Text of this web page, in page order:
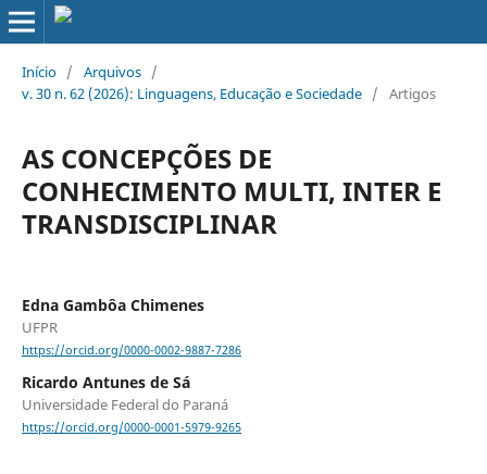
Início / Arquivos /
v. 30 n. 62 (2026): Linguagens, Educação e Sociedade / Artigos
AS CONCEPÇÕES DE
CONHECIMENTO MULTI, INTER E
TRANSDISCIPLINAR
Edna Gambôa Chimenes
UFPR
https://orcid.org/0000-0002-9887-7286
Ricardo Antunes de Sá
Universidade Federal do Paraná
https://orcid.org/0000-0001-5979-9265